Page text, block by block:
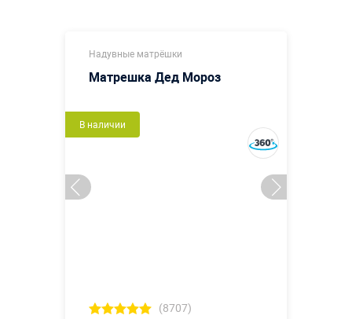
Надувные матрёшки
Матрешка Дед Мороз
В наличии
(8707)